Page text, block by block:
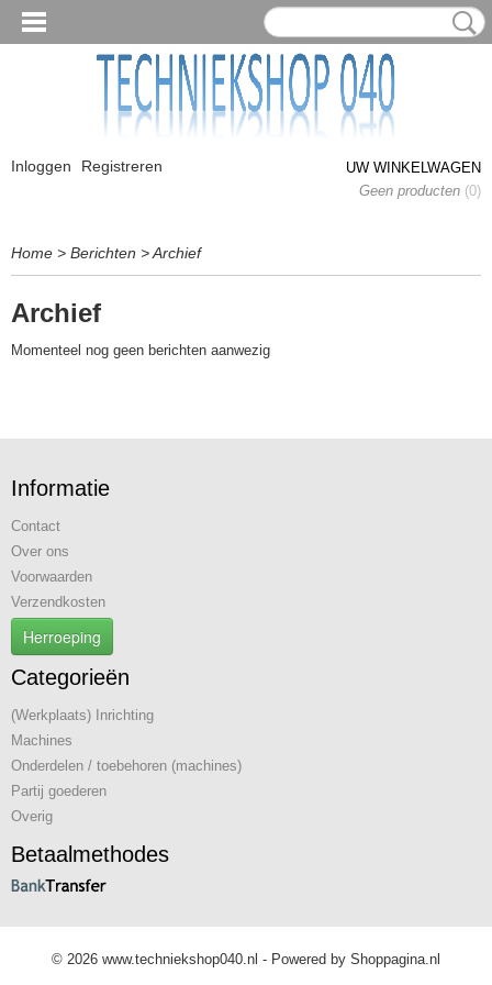
Inloggen Registreren
UW WINKELWAGEN
Geen producten (0)
Home > Berichten > Archief
Archief
Momenteel nog geen berichten aanwezig
Informatie
Contact
Over ons
Voorwaarden
Verzendkosten
Herroeping
Categorieën
(Werkplaats) Inrichting
Machines
Onderdelen / toebehoren (machines)
Partij goederen
Overig
Betaalmethodes
© 2026 www.techniekshop040.nl - Powered by Shoppagina.nl